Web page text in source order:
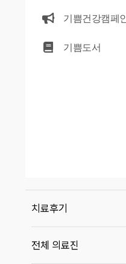
기쁨건강캠페인
기쁨도서
치료후기
전체 의료진